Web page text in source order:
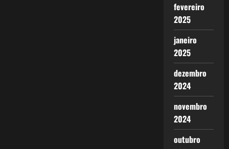
fevereiro
2025
janeiro
2025
dezembro
2024
novembro
2024
outubro